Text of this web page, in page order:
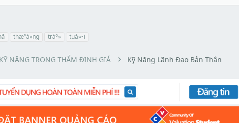
thæ°á»ng tráº» tuá»•i
KỸ NĂNG TRONG THẨM ĐỊNH GIÁ Kỹ Năng Lãnh Đạo Bản Thân